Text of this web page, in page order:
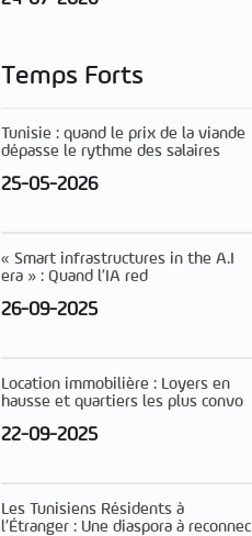
Temps Forts
Tunisie : quand le prix de la viande
dépasse le rythme des salaires
25-05-2026
« Smart infrastructures in the A.I
era » : Quand l’IA red
26-09-2025
Location immobilière : Loyers en
hausse et quartiers les plus convo
22-09-2025
Les Tunisiens Résidents à
l’Étranger : Une diaspora à reconnec